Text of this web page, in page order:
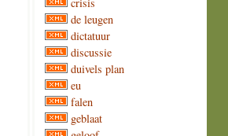
de leugen
dictatuur
discussie
duivels plan
eu
falen
geblaat